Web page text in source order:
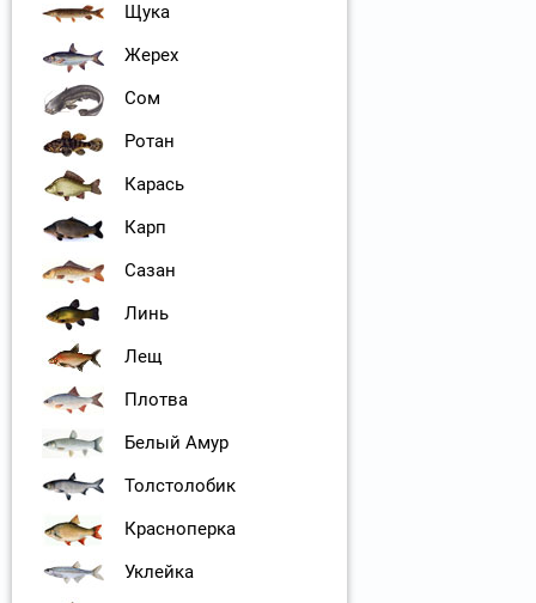
Щука
Жерех
Сом
Ротан
Карась
Карп
Сазан
Линь
Лещ
Плотва
Белый Амур
Толстолобик
Красноперка
Уклейка